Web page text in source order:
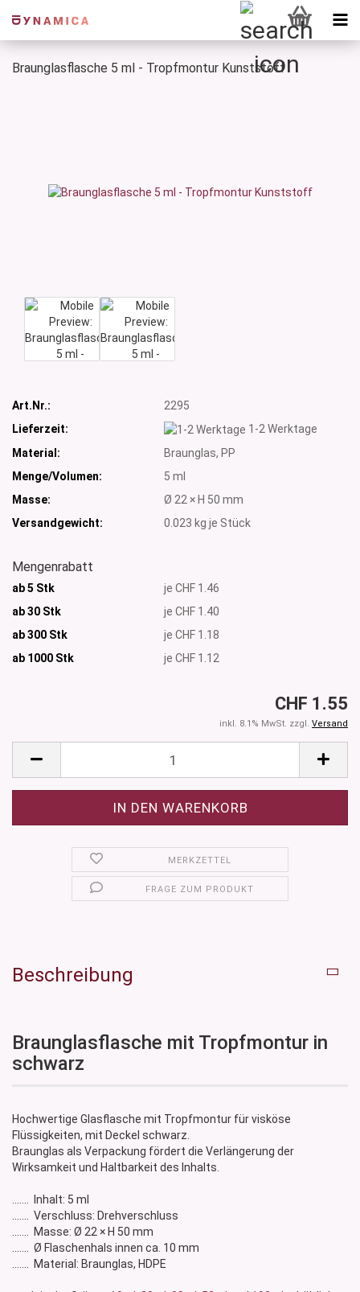
Braunglasflasche 5 ml - Tropfmontur Kunststoff
Art.Nr.:
2295
Lieferzeit:
1-2 Werktage
Material:
Braunglas, PP
Menge/Volumen:
5 ml
Masse:
Ø 22 × H 50 mm
Versandgewicht:
0.023 kg je Stück
Mengenrabatt
ab 5 Stk
je CHF 1.46
ab 30 Stk
je CHF 1.40
ab 300 Stk
je CHF 1.18
ab 1000 Stk je CHF 1.12
CHF 1.55
inkl. 8.1% MwSt. zzgl. Versand
MERKZETTEL
FRAGE ZUM PRODUKT
Beschreibung
Braunglasflasche mit Tropfmontur in
schwarz
Hochwertige Glasflasche mit Tropfmontur für visköse
Flüssigkeiten, mit Deckel schwarz.
Braunglas als Verpackung fördert die Verlängerung der
Wirksamkeit und Haltbarkeit des Inhalts.
....... Inhalt: 5 ml
....... Verschluss: Drehverschluss
....... Masse: Ø 22 × H 50 mm
....... Ø Flaschenhals innen ca. 10 mm
....... Material: Braunglas, HDPE